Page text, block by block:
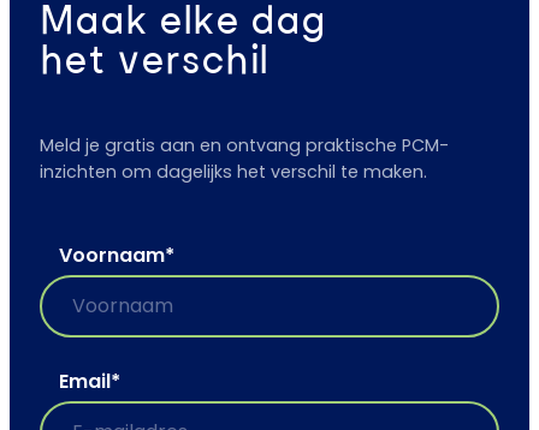
Maak elke dag
het verschil
Meld je gratis aan en ontvang praktische PCM-
inzichten om dagelijks het verschil te maken.
Voornaam*
Email*